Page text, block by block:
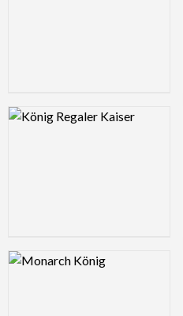
Logo Preview Image
Logo Preview Image